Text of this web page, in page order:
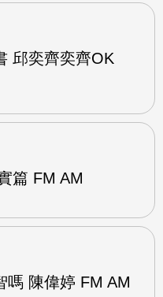
邱奕齊奕齊OK
篇 FM AM
嗎 陳偉婷 FM AM